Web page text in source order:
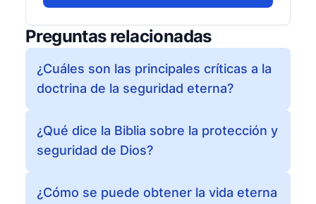
Preguntas relacionadas
¿Cuáles son las principales críticas a la
doctrina de la seguridad eterna?
¿Qué dice la Biblia sobre la protección y
seguridad de Dios?
¿Cómo se puede obtener la vida eterna